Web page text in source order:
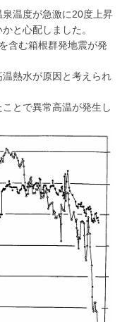
温度が急激に20度上昇
と心配しました。
含む箱根群発地震が発
熱水が原因と考えられ
とで異常高温が発生し